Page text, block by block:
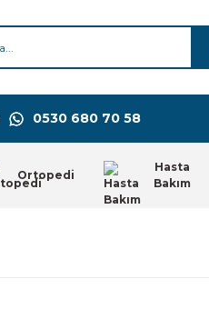
0530 680 70 58
Ortopedi
Hasta
Bakım